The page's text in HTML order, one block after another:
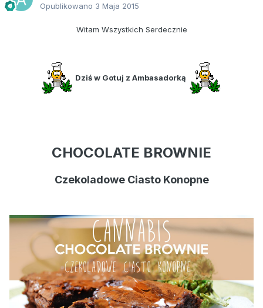
Opublikowano 3 Maja 2015
Witam Wszystkich Serdecznie
Dziś w Gotuj z Ambasadorką
CHOCOLATE BROWNIE
Czekoladowe Ciasto Konopne